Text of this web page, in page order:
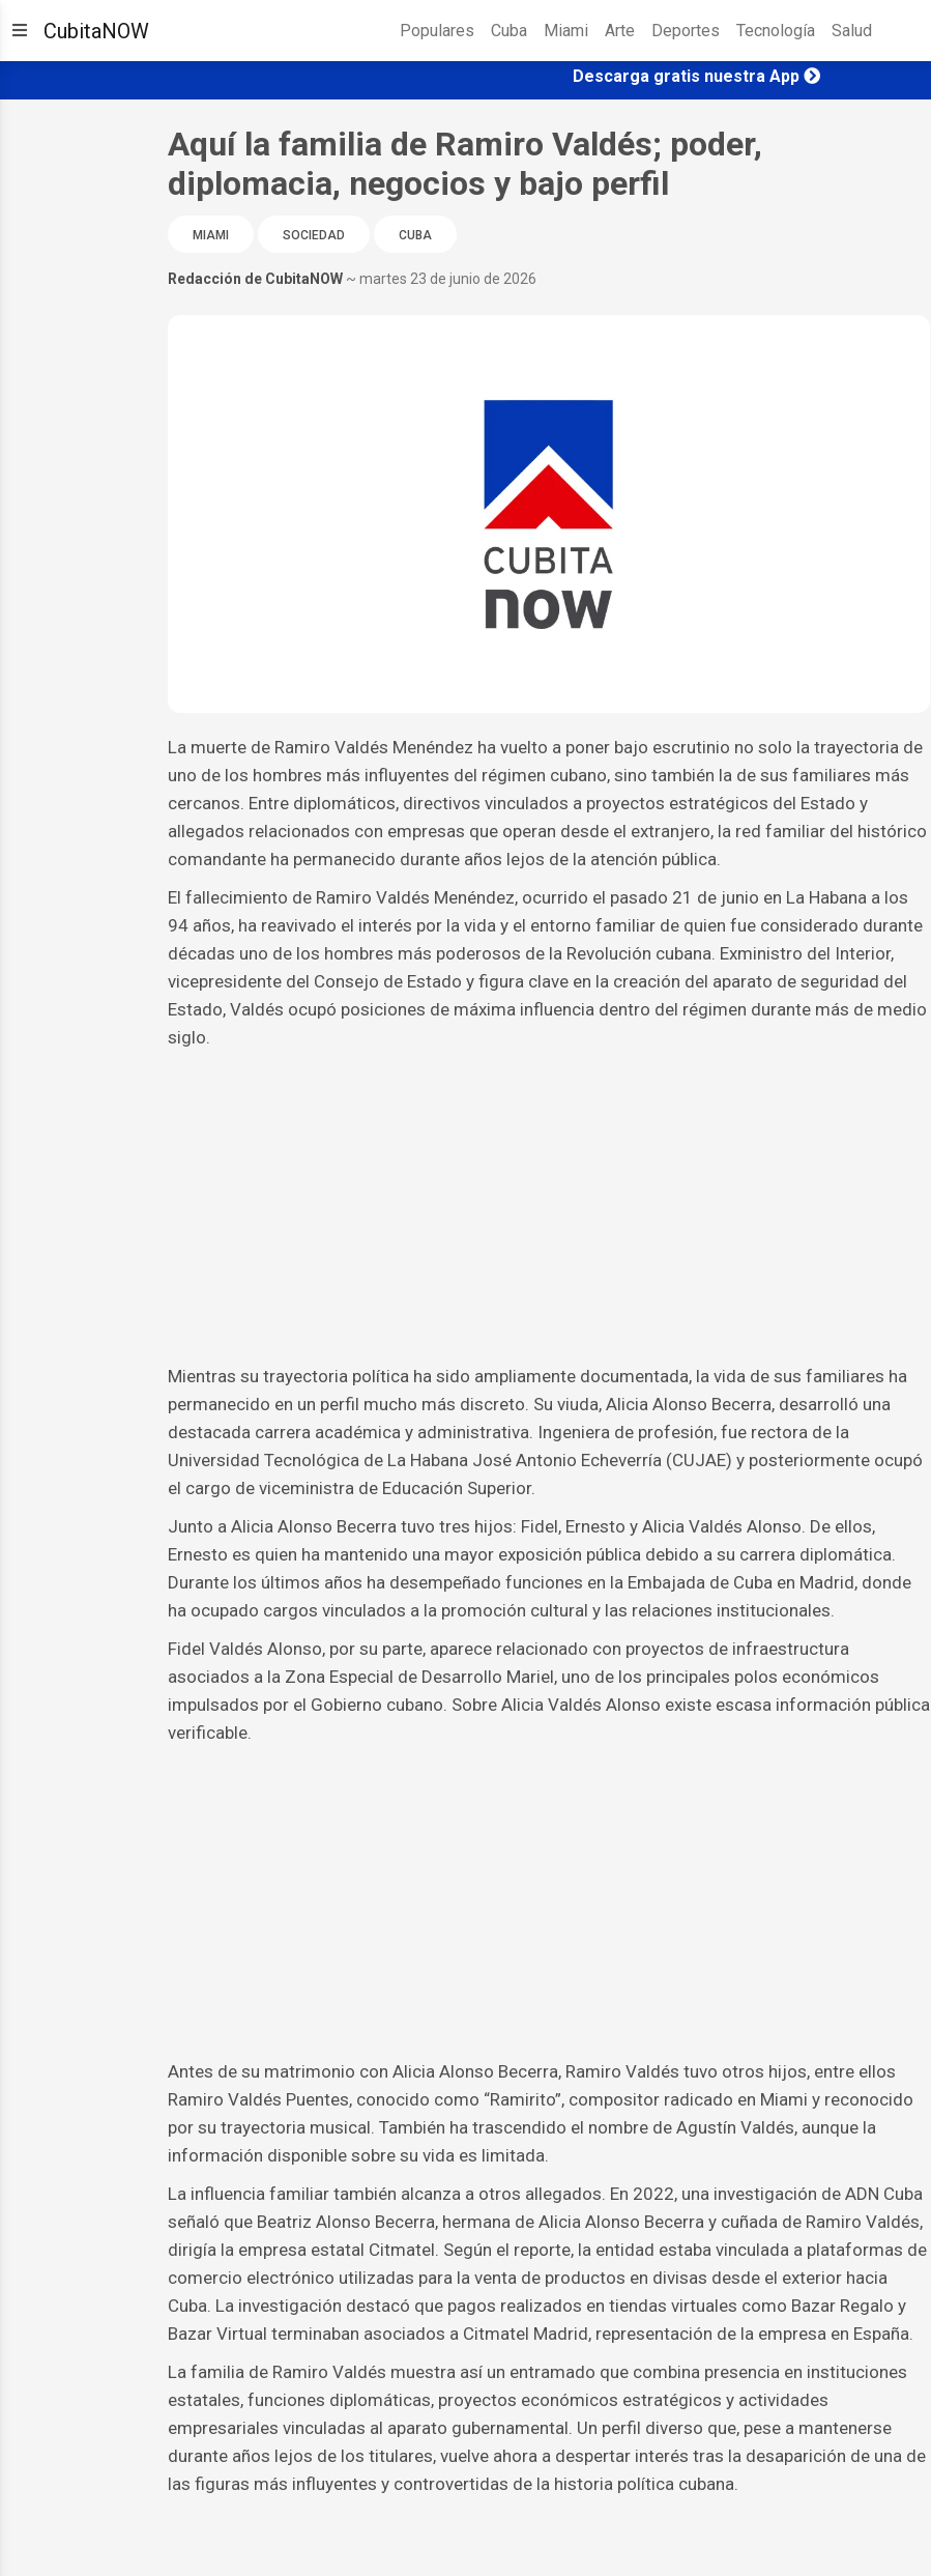
CubitaNOW Populares Cuba Miami Arte Deportes Tecnología Salud
Descarga gratis nuestra App
Aquí la familia de Ramiro Valdés; poder,
diplomacia, negocios y bajo perfil
MIAMI SOCIEDAD CUBA
Redacción de CubitaNOW ~ martes 23 de junio de 2026
La muerte de Ramiro Valdés Menéndez ha vuelto a poner bajo escrutinio no solo la trayectoria de
uno de los hombres más influyentes del régimen cubano, sino también la de sus familiares más
cercanos. Entre diplomáticos, directivos vinculados a proyectos estratégicos del Estado y
allegados relacionados con empresas que operan desde el extranjero, la red familiar del histórico
comandante ha permanecido durante años lejos de la atención pública.
El fallecimiento de Ramiro Valdés Menéndez, ocurrido el pasado 21 de junio en La Habana a los
94 años, ha reavivado el interés por la vida y el entorno familiar de quien fue considerado durante
décadas uno de los hombres más poderosos de la Revolución cubana. Exministro del Interior,
vicepresidente del Consejo de Estado y figura clave en la creación del aparato de seguridad del
Estado, Valdés ocupó posiciones de máxima influencia dentro del régimen durante más de medio
siglo.
Mientras su trayectoria política ha sido ampliamente documentada, la vida de sus familiares ha
permanecido en un perfil mucho más discreto. Su viuda, Alicia Alonso Becerra, desarrolló una
destacada carrera académica y administrativa. Ingeniera de profesión, fue rectora de la
Universidad Tecnológica de La Habana José Antonio Echeverría (CUJAE) y posteriormente ocupó
el cargo de viceministra de Educación Superior.
Junto a Alicia Alonso Becerra tuvo tres hijos: Fidel, Ernesto y Alicia Valdés Alonso. De ellos,
Ernesto es quien ha mantenido una mayor exposición pública debido a su carrera diplomática.
Durante los últimos años ha desempeñado funciones en la Embajada de Cuba en Madrid, donde
ha ocupado cargos vinculados a la promoción cultural y las relaciones institucionales.
Fidel Valdés Alonso, por su parte, aparece relacionado con proyectos de infraestructura
asociados a la Zona Especial de Desarrollo Mariel, uno de los principales polos económicos
impulsados por el Gobierno cubano. Sobre Alicia Valdés Alonso existe escasa información pública
verificable.
Antes de su matrimonio con Alicia Alonso Becerra, Ramiro Valdés tuvo otros hijos, entre ellos
Ramiro Valdés Puentes, conocido como “Ramirito”, compositor radicado en Miami y reconocido
por su trayectoria musical. También ha trascendido el nombre de Agustín Valdés, aunque la
información disponible sobre su vida es limitada.
La influencia familiar también alcanza a otros allegados. En 2022, una investigación de ADN Cuba
señaló que Beatriz Alonso Becerra, hermana de Alicia Alonso Becerra y cuñada de Ramiro Valdés,
dirigía la empresa estatal Citmatel. Según el reporte, la entidad estaba vinculada a plataformas de
comercio electrónico utilizadas para la venta de productos en divisas desde el exterior hacia
Cuba. La investigación destacó que pagos realizados en tiendas virtuales como Bazar Regalo y
Bazar Virtual terminaban asociados a Citmatel Madrid, representación de la empresa en España.
La familia de Ramiro Valdés muestra así un entramado que combina presencia en instituciones
estatales, funciones diplomáticas, proyectos económicos estratégicos y actividades
empresariales vinculadas al aparato gubernamental. Un perfil diverso que, pese a mantenerse
durante años lejos de los titulares, vuelve ahora a despertar interés tras la desaparición de una de
las figuras más influyentes y controvertidas de la historia política cubana.